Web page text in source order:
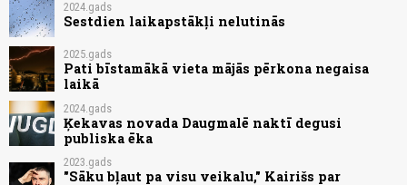
2024.gads
Sestdien laikapstākļi nelutinās
2025.gads
Pati bīstamākā vieta mājās pērkona negaisa
laikā
2024.gads
Ķekavas novada Daugmalē naktī degusi
publiska ēka
2023.gads
"Sāku bļaut pa visu veikalu," Kairišs par